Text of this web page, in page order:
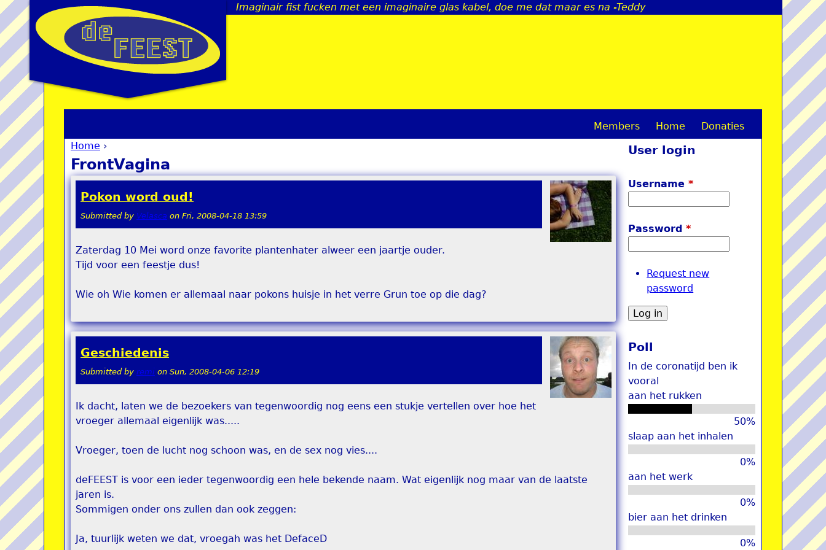
Jump to navigation
Imaginair fist fucken met een imaginaire glas kabel, doe me dat maar es na -Teddy
You are here
Home ›
FrontVagina
Pokon word oud!
Submitted by Velasca on Fri, 2008-04-18 13:59
Zaterdag 10 Mei word onze favorite plantenhater alweer een jaartje ouder.
Tijd voor een feestje dus!
Wie oh Wie komen er allemaal naar pokons huisje in het verre Grun toe op die dag?
Geschiedenis
Submitted by remi on Sun, 2008-04-06 12:19
Ik dacht, laten we de bezoekers van tegenwoordig nog eens een stukje vertellen over hoe het
vroeger allemaal eigenlijk was.....
Vroeger, toen de lucht nog schoon was, en de sex nog vies....
deFEEST is voor een ieder tegenwoordig een hele bekende naam. Wat eigenlijk nog maar van de laatste
jaren is.
Sommigen onder ons zullen dan ook zeggen:
Ja, tuurlijk weten we dat, vroegah was het DefaceD
M
i
n
m
Members Home Donaties
User login
Username*
Password*
Request new
password
Poll
In de coronatijd ben ik
vooral
aan het rukken
50%
slaap aan het inhalen
0%
aan het werk
0%
bier aan het drinken
0%